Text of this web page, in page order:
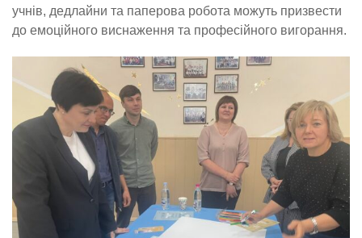
учнів, дедлайни та паперова робота можуть призвести
до емоційного виснаження та професійного вигорання.